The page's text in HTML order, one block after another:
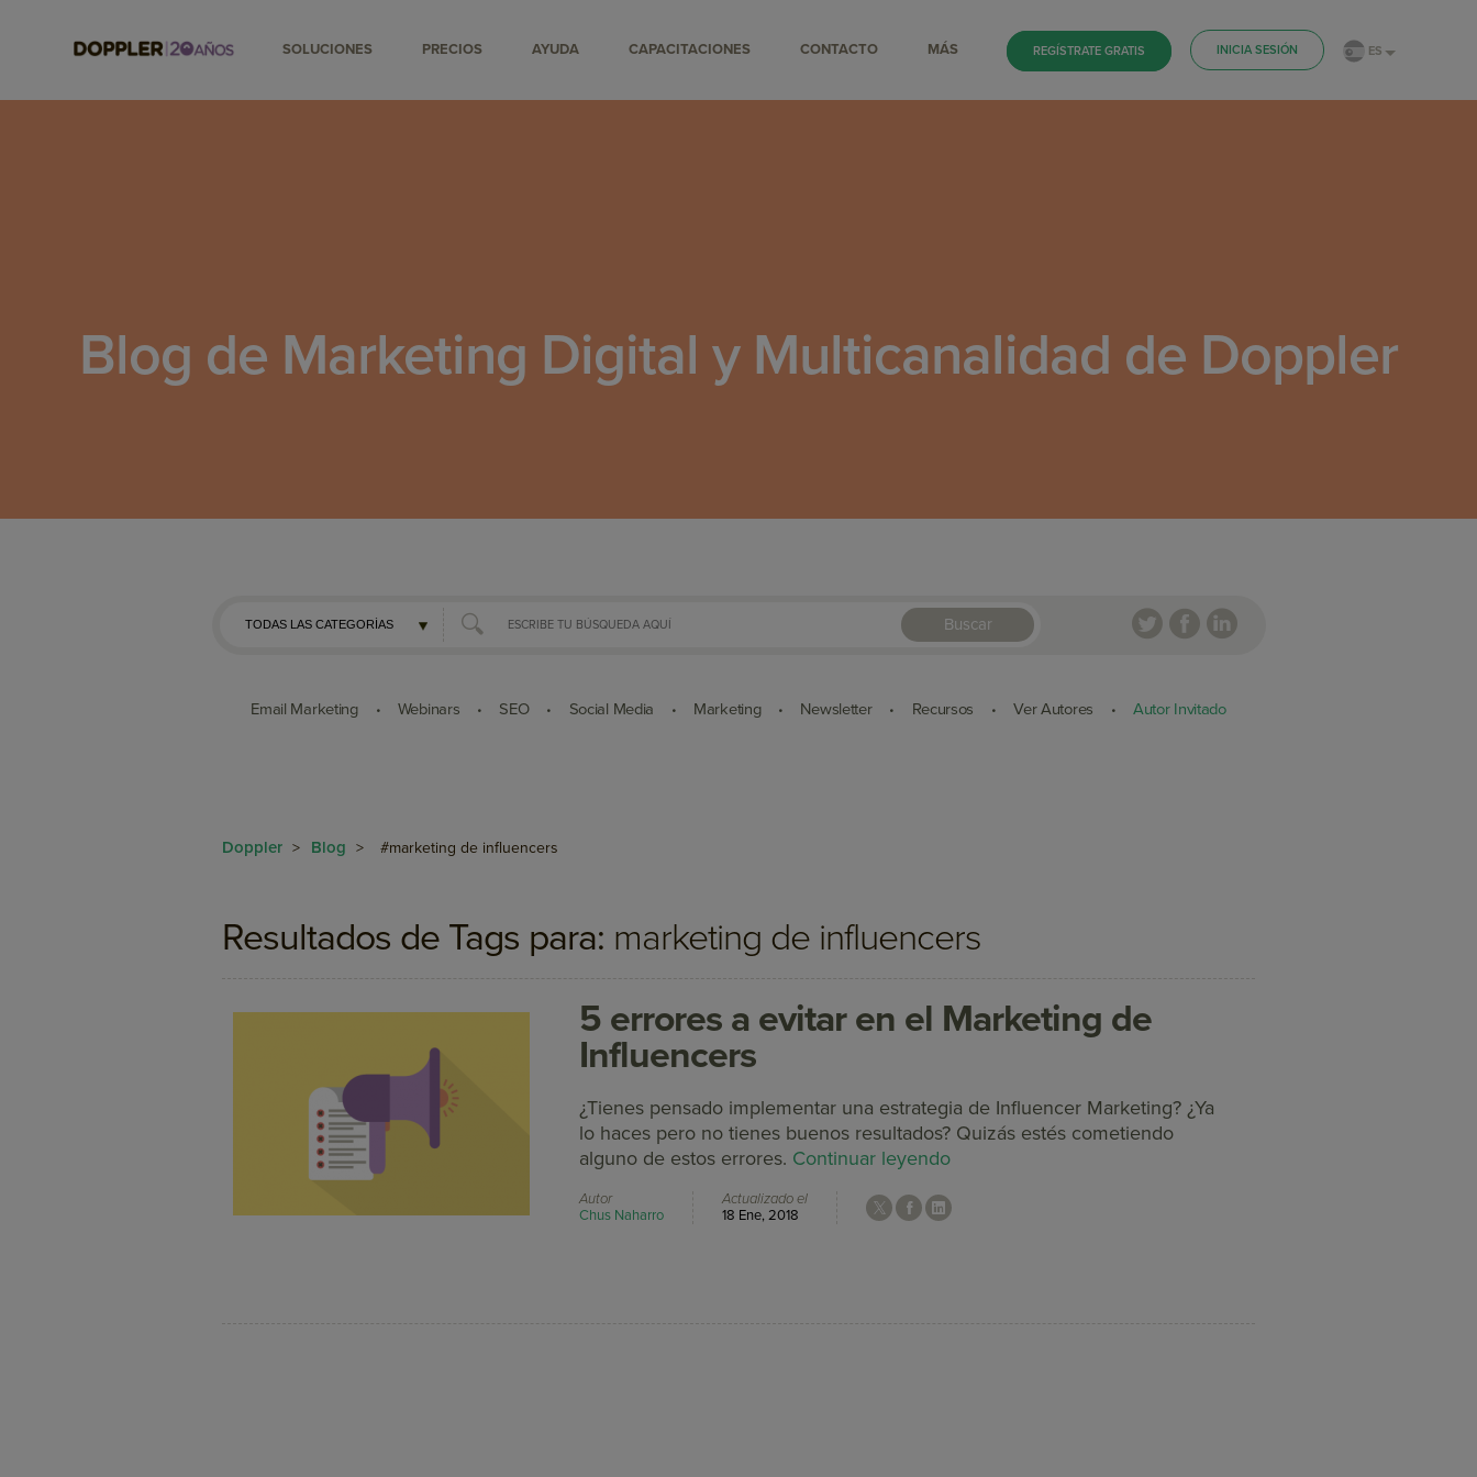
SOLUCIONES PRECIOS AYUDA CAPACITACIONES CONTACTO MÁS REGÍSTRATE GRATIS INICIA SESIÓN ES
Blog de Marketing Digital y Multicanalidad de Doppler
Buscar
Email Marketing • Webinars • SEO • Social Media • Marketing • Newsletter • Recursos • Ver Autores • Autor Invitado
Doppler > Blog > #marketing de influencers
Resultados de Tags para: marketing de influencers
5 errores a evitar en el Marketing de
Influencers
¿Tienes pensado implementar una estrategia de Influencer Marketing? ¿Ya
lo haces pero no tienes buenos resultados? Quizás estés cometiendo
alguno de estos errores. Continuar leyendo
Autor
Chus Naharro
Actualizado el
18 Ene, 2018